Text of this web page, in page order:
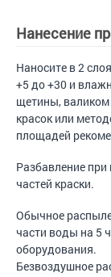
Нанесение
Наносите в 2
+5 до +30 и
щетины,
красок или
площадей
Разбавление
частей краски.
Обычное
части воды на 5
оборудования.
Безвоздушное